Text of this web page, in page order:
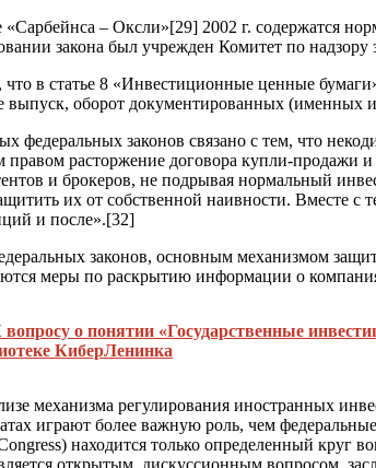
«Сарбейнса – Оксли»[29] 2002 г. содержатся
закона был учрежден Комитет по
в статье 8 «Инвестиционные ценные
оборот документированных (именных
федеральных законов связано с тем, что
правом расторжение договора купли-продажи
и брокеров, не подрывая нормальный
их от собственной наивности. Вместе
и после».[32]
законов, основным механизмом
меры по раскрытию информации о
о понятии «Государственные
КиберЛенинка
механизма регулирования иностранных
играют более важную роль, чем
находится только определенный круг
открытым, дискуссионным вопросом,